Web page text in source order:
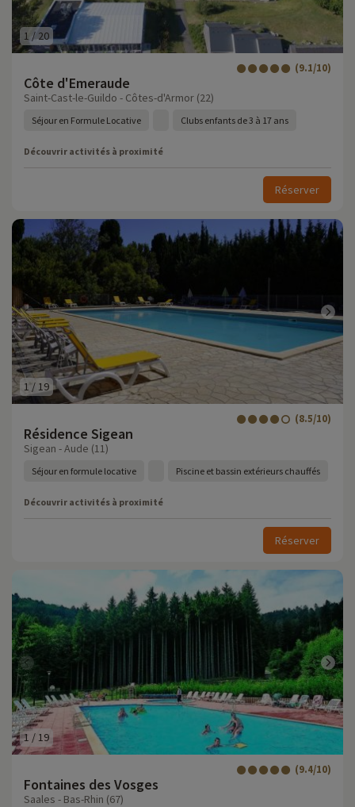
1 /20
Côte d'Emeraude
(9.1/10)
Saint-Cast-le-Guildo - Côtes-d'Armor (22)
Séjour en Formule Locative Clubs enfants de 3 à 17 ans
Découvrir activités à proximité
Réserver
1/ 19
Résidence Sigean
(8.5/10)
Sigean - Aude (11)
Séjour en formule locative Piscine et bassin extérieurs chauffés
Découvrir activités à proximité
Réserver
1 / 19
Fontaines des Vosges
(9.4/10)
Saales - Bas-Rhin (67)